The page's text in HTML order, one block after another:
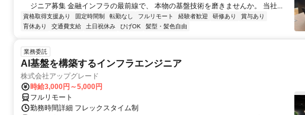
ジニア募集 金融インフラの最前線で、 本物の基盤技術を磨きませんか。 当社...
資格取得支援あり 固定時間制 転勤なし フルリモート 経験者歓迎 研修あり
賞与あり
育休あり
交通費支給 土日祝休み ひげOK 髪型・髪色自由
業務委託
AI基盤を構築するインフラエンジニア
株式会社アップグレード
時給3,000円～5,000円
フルリモート
勤務時間詳細 フレックスタイム制